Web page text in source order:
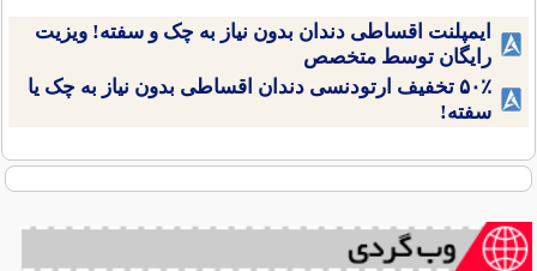
ایمپلنت اقساطی دندان بدون نیاز به چک و سفته! ویزیت
رایگان توسط متخصص
۵۰٪ تخفیف ارتودنسی دندان اقساطی بدون نیاز به چک یا
سفته!